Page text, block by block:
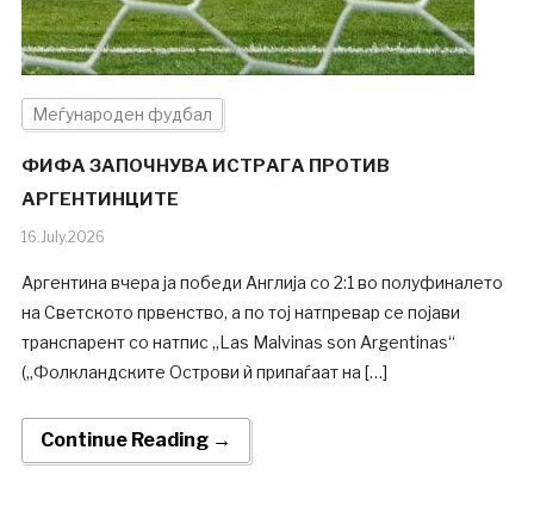
Меѓународен фудбал
ФИФА ЗАПОЧНУВА ИСТРАГА ПРОТИВ
АРГЕНТИНЦИТЕ
16.July.2026
Аргентина вчера ја победи Англија со 2:1 во полуфиналето
на Светското првенство, а по тој натпревар се појави
транспарент со натпис „Las Malvinas son Argentinas“
(„Фолкландските Острови ѝ припаѓаат на […]
Continue Reading →